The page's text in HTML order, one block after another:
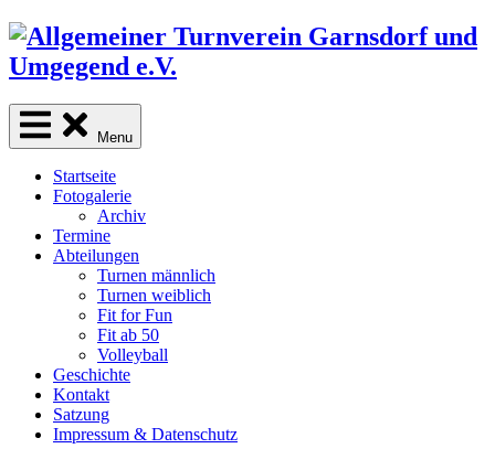
Skip
content
Menu
Startseite
Fotogalerie
Archiv
Termine
Abteilungen
Turnen männlich
Turnen weiblich
Fit for Fun
Fit ab 50
Volleyball
Geschichte
Kontakt
Satzung
Impressum & Datenschutz